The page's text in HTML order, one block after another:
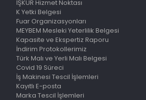
İŞKUR Hizmet Noktası
K Yetki Belgesi
Fuar Organizasyonları
MEYBEM Mesleki Yeterlilik Belgesi
Kapasite ve Ekspertiz Raporu
İndirim Protokollerimiz
Türk Malı ve Yerli Malı Belgesi
Covid 19 Süreci
İş Makinesi Tescil İşlemleri
Kayıtlı E-posta
Marka Tescil İşlemleri